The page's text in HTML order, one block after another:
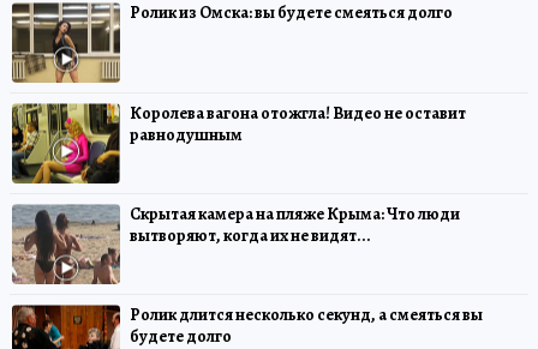
Ролик из Омска: вы будете смеяться долго
Королева вагона отожгла! Видео не оставит
равнодушным
Скрытая камера на пляже Крыма: Что люди
вытворяют, когда их не видят...
Ролик длится несколько секунд, а смеяться вы
будете долго